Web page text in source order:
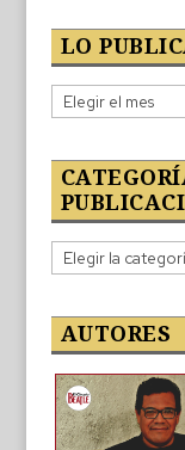
LO
Lo
publicado
Categorías
de
publicaciones
AUTORES